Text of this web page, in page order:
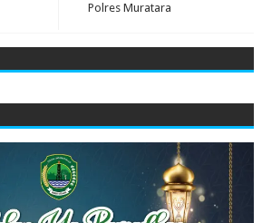
Polres Muratara